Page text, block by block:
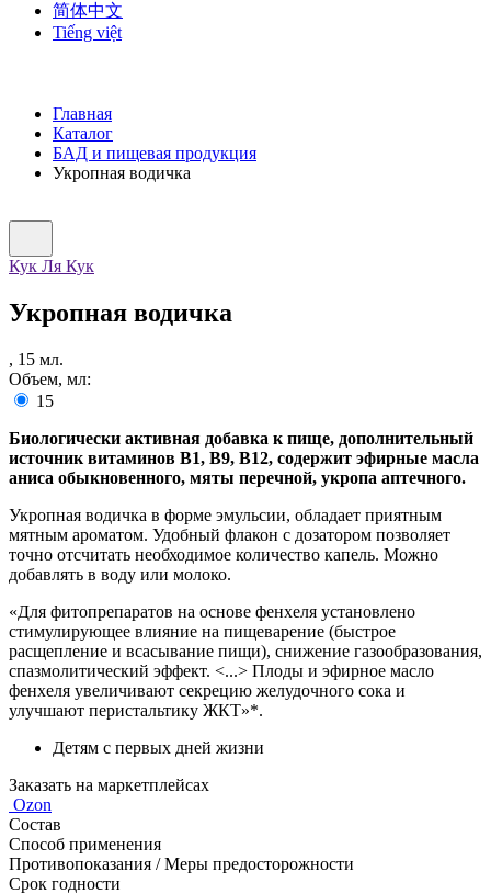
简体中文
Tiếng việt
Главная
Каталог
БАД и пищевая продукция
Укропная водичка
Кук Ля Кук
Укропная водичка
, 15 мл.
Объем, мл:
15
Биологически активная добавка к пище, дополнительный
источник витаминов В1, В9, В12, содержит эфирные масла
аниса обыкновенного, мяты перечной, укропа аптечного.
Укропная водичка в форме эмульсии, обладает приятным
мятным ароматом. Удобный флакон с дозатором позволяет
точно отсчитать необходимое количество капель. Можно
добавлять в воду или молоко.
«Для фитопрепаратов на основе фенхеля установлено
стимулирующее влияние на пищеварение (быстрое
расщепление и всасывание пищи), снижение газообразования,
спазмолитический эффект. <...> Плоды и эфирное масло
фенхеля увеличивают секрецию желудочного сока и
улучшают перистальтику ЖКТ»*.
Детям с первых дней жизни
Заказать на маркетплейсах
Ozon
Состав
Способ применения
Противопоказания / Меры предосторожности
Срок годности